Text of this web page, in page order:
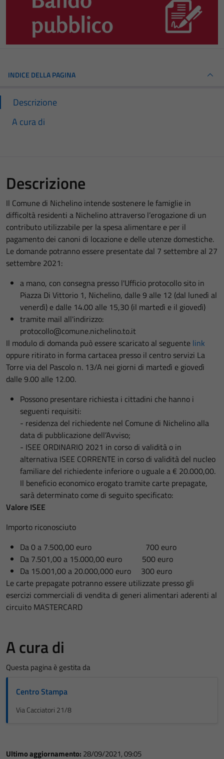
INDICE DELLA PAGINA
Descrizione
A cura di
Descrizione
Il Comune di Nichelino intende sostenere le famiglie in
difficoltà residenti a Nichelino attraverso l’erogazione di un
contributo utilizzabile per la spesa alimentare e per il
pagamento dei canoni di locazione e delle utenze domestiche.
Le domande potranno essere presentate dal 7 settembre al 27
settembre 2021:
a mano, con consegna presso l'Ufficio protocollo sito in
Piazza Di Vittorio 1, Nichelino, dalle 9 alle 12 (dal lunedì al
venerdì) e dalle 14.00 alle 15,30 (il martedì e il giovedì)
tramite mail all'indirizzo:
protocollo@comune.nichelino.to.it
Il modulo di domanda può essere scaricato al seguente link
oppure ritirato in forma cartacea presso il centro servizi La
Torre via del Pascolo n. 13/A nei giorni di martedì e giovedì
dalle 9.00 alle 12.00.
Possono presentare richiesta i cittadini che hanno i
seguenti requisiti:
- residenza del richiedente nel Comune di Nichelino alla
data di pubblicazione dell’Avviso;
- ISEE ORDINARIO 2021 in corso di validità o in
alternativa ISEE CORRENTE in corso di validità del nucleo
familiare del richiedente inferiore o uguale a € 20.000,00.
Il beneficio economico erogato tramite carte prepagate,
sarà determinato come di seguito specificato:
Valore ISEE
Importo riconosciuto
Da 0 a 7.500,00 euro 700 euro
Da 7.501,00 a 15.000,00 euro 500 euro
Da 15.001,00 a 20.000,000 euro 300 euro
Le carte prepagate potranno essere utilizzate presso gli
esercizi commerciali di vendita di generi alimentari aderenti al
circuito MASTERCARD
A cura di
Questa pagina è gestita da
Centro Stampa
Via Cacciatori 21/8
Ultimo aggiornamento: 28/09/2021, 09:05